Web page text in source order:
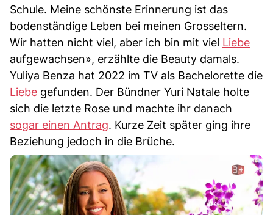
Schule. Meine schönste Erinnerung ist das
bodenständige Leben bei meinen Grosseltern.
Wir hatten nicht viel, aber ich bin mit viel Liebe
aufgewachsen», erzählte die Beauty damals.
Yuliya Benza hat 2022 im TV als Bachelorette die
Liebe gefunden. Der Bündner Yuri Natale holte
sich die letzte Rose und machte ihr danach
sogar einen Antrag. Kurze Zeit später ging ihre
Beziehung jedoch in die Brüche.